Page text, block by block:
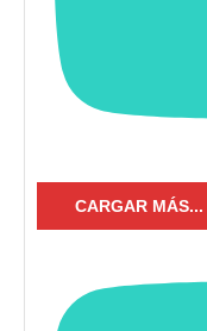
CARGAR MÁS...